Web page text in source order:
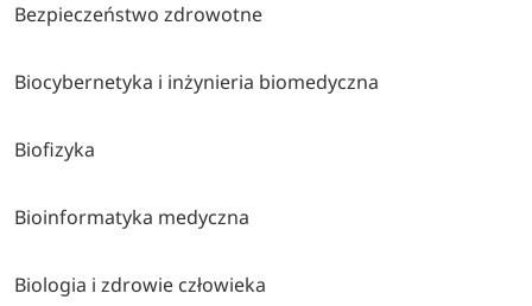
Bezpieczeństwo zdrowotne
Biocybernetyka i inżynieria biomedyczna
Biofizyka
Bioinformatyka medyczna
Biologia i zdrowie człowieka